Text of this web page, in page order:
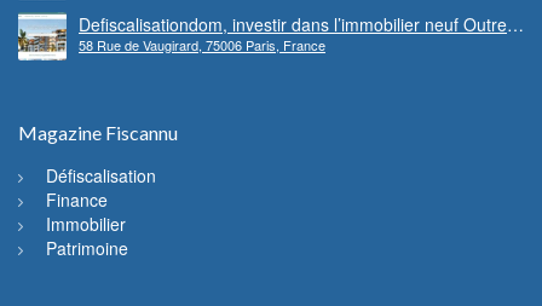
Defiscalisationdom, investir dans l’immobilier neuf Outre-
mer
58 Rue de Vaugirard, 75006 Paris, France
Magazine Fiscannu
Défiscalisation
Finance
Immobilier
Patrimoine